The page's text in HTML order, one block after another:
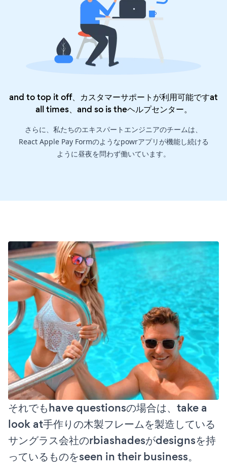
and to top it off、カスタマーサポートが利用可能ですat
all times、and so is theヘルプセンター。
さらに、私たちのエキスパートエンジニアのチームは、
React Apple Pay Formのようなpowrアプリが機能し続ける
ように昼夜を問わず働いています。
それでもhave questionsの場合は、take a
look at手作りの木製フレームを製造している
サングラス会社のrbiashadesがdesignsを持
っているものをseen in their business。